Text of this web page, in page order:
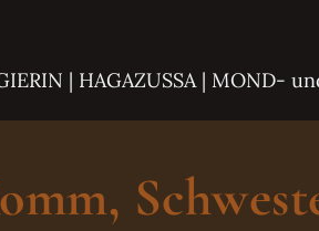
| HAGAZUSSA | MOND-